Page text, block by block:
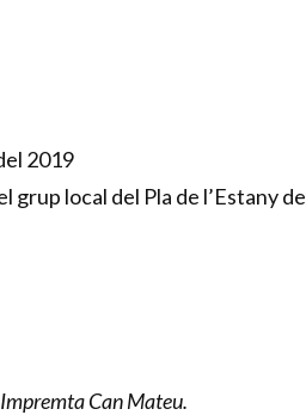
2019
local del Pla de l’Estany de
Impremta Can Mateu.